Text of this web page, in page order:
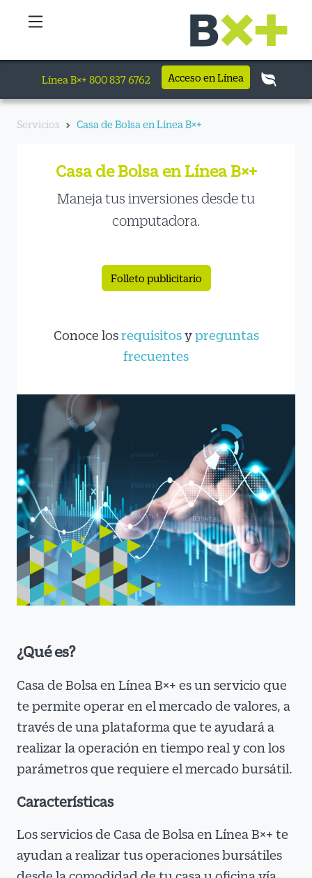
Línea B×+ 800 837 6762 Acceso en Línea
Servicios Casa de Bolsa en Línea B×+
Casa de Bolsa en Línea B×+
Maneja tus inversiones desde tu
computadora.
Folleto publicitario
Conoce los requisitosy preguntas
frecuentes
¿Qué es?
Casa de Bolsa en Línea B×+ es un servicio que
te permite operar en el mercado de valores, a
través de una plataforma que te ayudará a
realizar la operación en tiempo real y con los
parámetros que requiere el mercado bursátil.
Características
Los servicios de Casa de Bolsa en Línea B×+ te
ayudan a realizar tus operaciones bursátiles